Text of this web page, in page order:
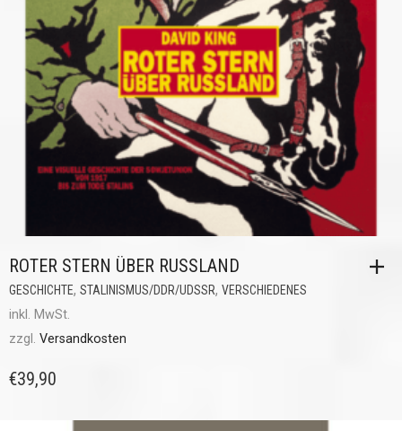
ROTER STERN ÜBER RUSSLAND
GESCHICHTE, STALINISMUS/DDR/UDSSR, VERSCHIEDENES
inkl. MwSt.
zzgl. Versandkosten
€39,90